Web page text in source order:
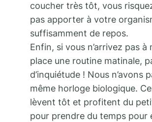
coucher très tôt, vous
pas apporter à votre
suffisamment de repos.
Enfin, si vous n’arrivez pas à
place une routine matinale,
d’inquiétude ! Nous n’avons
même horloge biologique.
lèvent tôt et profitent du
pour prendre du temps pour